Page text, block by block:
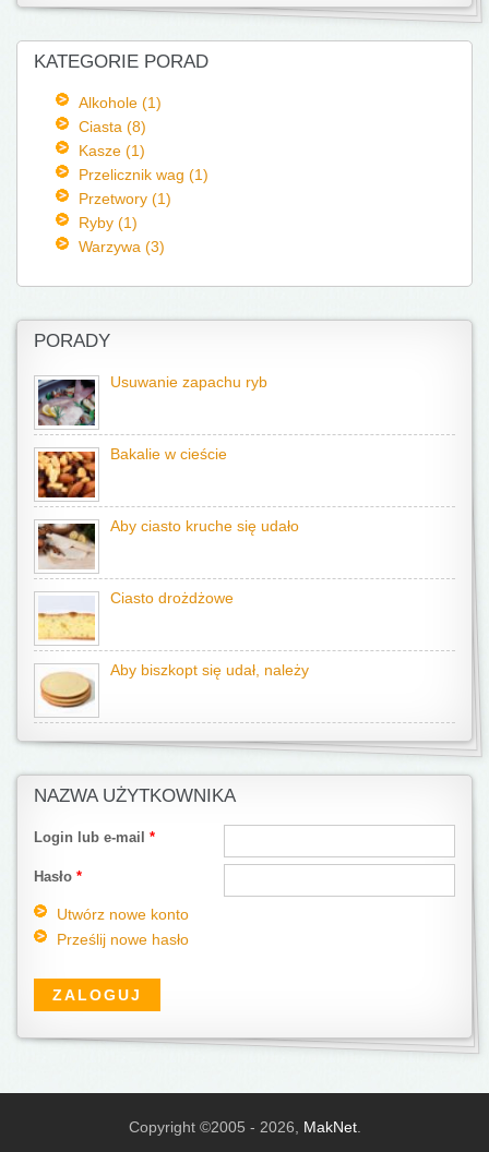
KATEGORIE PORAD
Alkohole (1)
Ciasta (8)
Kasze (1)
Przelicznik wag (1)
Przetwory (1)
Ryby (1)
Warzywa (3)
PORADY
Usuwanie zapachu ryb
Bakalie w cieście
Aby ciasto kruche się udało
Ciasto drożdżowe
Aby biszkopt się udał, należy
NAZWA UŻYTKOWNIKA
Login lub e-mail *
Hasło *
Utwórz nowe konto
Prześlij nowe hasło
Copyright ©2005 - 2026, MakNet.